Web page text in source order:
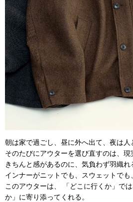
朝は家で過ごし、昼に外へ出て、夜は人
そのたびにアウターを選び直すのは、現
きちんと感があるのに、気負わず羽織れ
インナーがニットでも、スウェットでも
このアウターは、 「どこに行くか」で
か」に寄り添ってくれる。